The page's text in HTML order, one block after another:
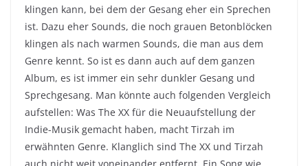
klingen kann, bei dem der Gesang eher ein Sprechen
ist. Dazu eher Sounds, die noch grauen Betonblöcken
klingen als nach warmen Sounds, die man aus dem
Genre kennt. So ist es dann auch auf dem ganzen
Album, es ist immer ein sehr dunkler Gesang und
Sprechgesang. Man könnte auch folgenden Vergleich
aufstellen: Was The XX für die Neuaufstellung der
Indie-Musik gemacht haben, macht Tirzah im
erwähnten Genre. Klanglich sind The XX und Tirzah